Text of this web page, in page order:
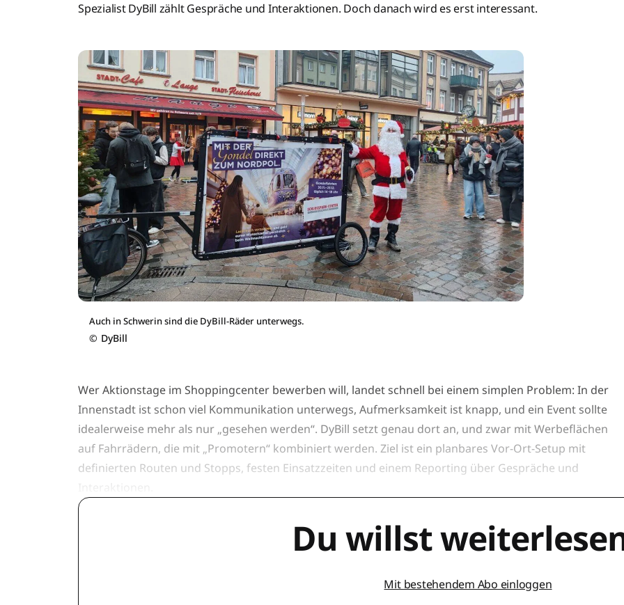
Spezialist DyBill zählt Gespräche und Interaktionen. Doch danach wird es erst interessant.
Auch in Schwerin sind die DyBill-Räder unterwegs.
© DyBill
Wer Aktionstage im Shoppingcenter bewerben will, landet schnell bei einem simplen Problem: In der
Innenstadt ist schon viel Kommunikation unterwegs, Aufmerksamkeit ist knapp, und ein Event sollte
idealerweise mehr als nur „gesehen werden“. DyBill setzt genau dort an, und zwar mit Werbeflächen
auf Fahrrädern, die mit „Promotern“ kombiniert werden. Ziel ist ein planbares Vor-Ort-Setup mit
definierten Routen und Stopps, festen Einsatzzeiten und einem Reporting über Gespräche und
Du willst
Mit bestehendem Abo einloggen